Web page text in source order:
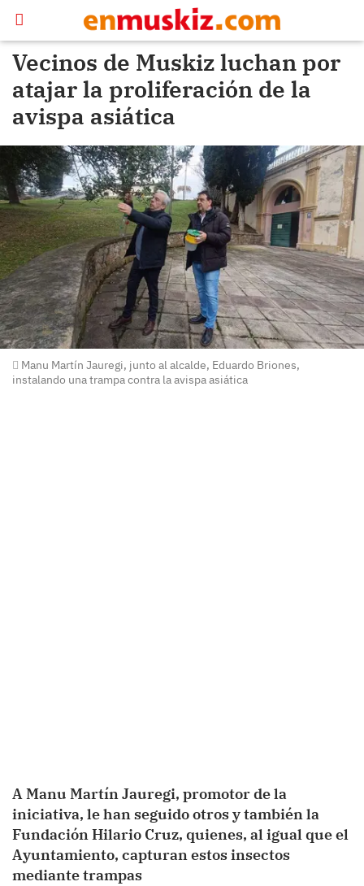
Vecinos de Muskiz luchan por
atajar la proliferación de la
avispa asiática
Manu Martín Jauregi, junto al alcalde, Eduardo Briones,
instalando una trampa contra la avispa asiática
A Manu Martín Jauregi, promotor de la
iniciativa, le han seguido otros y también la
Fundación Hilario Cruz, quienes, al igual que el
Ayuntamiento, capturan estos insectos
mediante trampas